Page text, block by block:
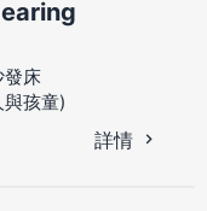
發床
孩童)
詳情